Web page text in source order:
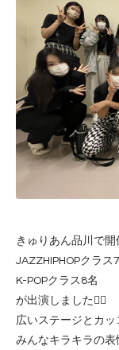
きゅりあん品川で
JAZZHIPHOPクラス
K-POPクラス8名
が出演しました❤️‍🔥
広いステージとカ
みんなキラキラの表